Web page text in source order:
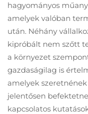
hagyományos
amelyek valóban
után. Néhány
kipróbált nem szőtt
a környezet
gazdaságilag is
amelyek
jelentősen
kapcsolatos